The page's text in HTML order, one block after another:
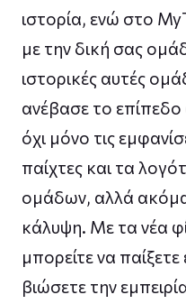
ιστορία, ενώ στο
με την δική σας
ιστορικές αυτές
ανέβασε το
όχι μόνο τις
παίχτες και τα
ομάδων, αλλά ακόμα
κάλυψη. Με τα νέα
μπορείτε να
βιώσετε την